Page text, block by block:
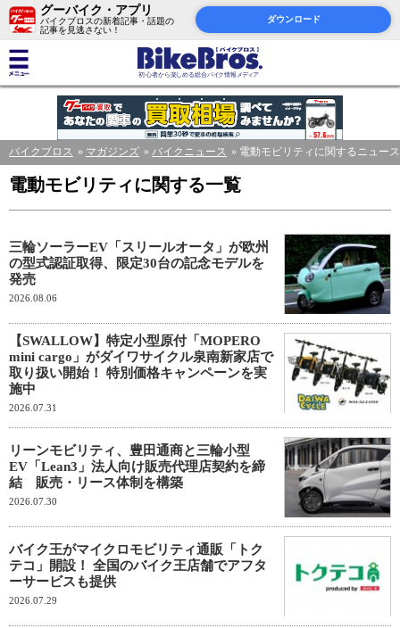
グーバイク・アプリ
バイクブロスの新着記事・話題の
記事を見逃さない！
ダウンロード
バイクブロス マガジンズ バイクニュース 電動モビリティに関するニュー
電動モビリティに関する一覧
三輪ソーラーEV「スリールオータ」が欧州
の型式認証取得、限定30台の記念モデルを
発売
2026.08.06
【SWALLOW】特定小型原付「MOPERO
mini cargo」がダイワサイクル泉南新家店で
取り扱い開始！ 特別価格キャンペーンを実
施中
2026.07.31
リーンモビリティ、豊田通商と三輪小型
EV「Lean3」法人向け販売代理店契約を締
結 販売・リース体制を構築
2026.07.30
バイク王がマイクロモビリティ通販「トク
テコ」開設！ 全国のバイク王店舗でアフタ
ーサービスも提供
2026.07.29